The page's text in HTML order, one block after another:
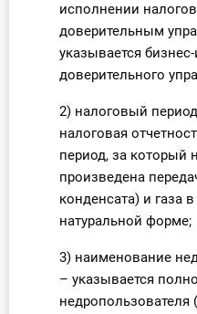
исполнении
доверительным
указывается
доверительного
2) налоговый
налоговая
период, за который
произведена
конденсата) и газа
натуральной форме;
3) наименование
– указывается
недропользователя